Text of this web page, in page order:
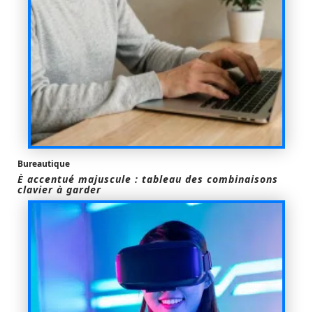
Bureautique
È accentué majuscule : tableau des combinaisons
clavier à garder